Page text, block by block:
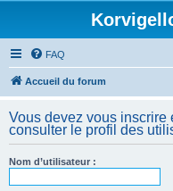
FAQ
Accueil du forum
Vous devez vous inscrire
consulter le profil des
Nom d’utilisateur :